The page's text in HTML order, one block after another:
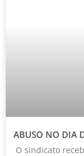
ABUSO NO DIA
O sindicato